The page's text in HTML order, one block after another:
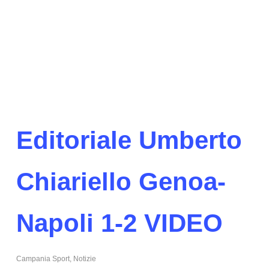
Editoriale Umberto
Chiariello Genoa-
Napoli 1-2 VIDEO
Campania Sport, Notizie